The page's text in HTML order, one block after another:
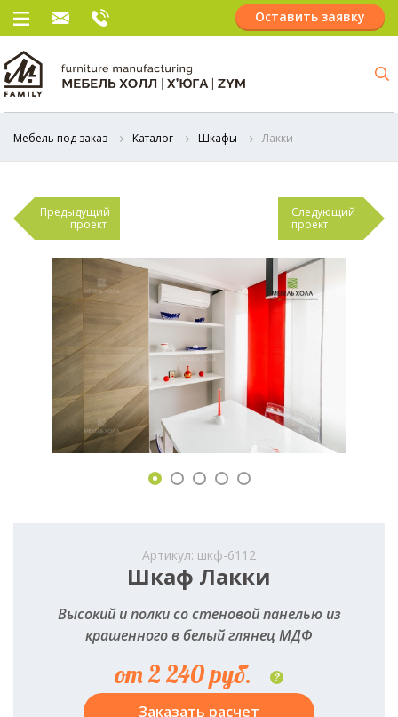
Оставить заявку
Мебель под заказ Каталог Шкафы Лакки
Предыдущий
проект
Следующий
проект
Артикул: шкф-6112
Шкаф Лакки
Высокий и полки со стеновой панелью из
крашенного в белый глянец МДФ
от 2 240 руб. ?
Заказать расчет